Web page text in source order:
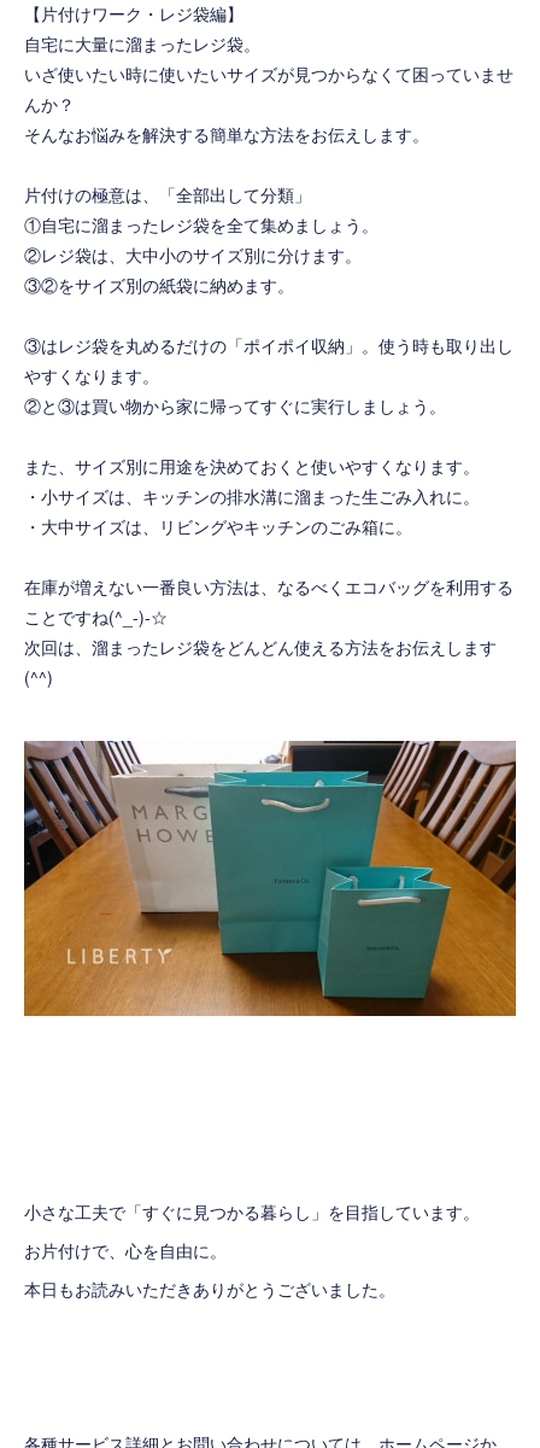
【片付けワーク・レジ袋編】
自宅に大量に溜まったレジ袋。
いざ使いたい時に使いたいサイズが見つからなくて困っていませ
んか？
そんなお悩みを解決する簡単な方法をお伝えします。
片付けの極意は、「全部出して分類」
①自宅に溜まったレジ袋を全て集めましょう。
②レジ袋は、大中小のサイズ別に分けます。
③②をサイズ別の紙袋に納めます。
③はレジ袋を丸めるだけの「ポイポイ収納」。使う時も取り出し
やすくなります。
②と③は買い物から家に帰ってすぐに実行しましょう。
また、サイズ別に用途を決めておくと使いやすくなります。
・小サイズは、キッチンの排水溝に溜まった生ごみ入れに。
・大中サイズは、リビングやキッチンのごみ箱に。
在庫が増えない一番良い方法は、なるべくエコバッグを利用する
ことですね(^_-)-☆
次回は、溜まったレジ袋をどんどん使える方法をお伝えします
(^^)
小さな工夫で「すぐに見つかる暮らし」を目指しています。
お片付けで、心を自由に。
本日もお読みいただきありがとうございました。
各種サービス詳細とお問い合わせについては、ホームページか